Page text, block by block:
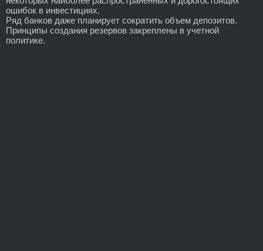
ошибок в инвестициях.
Ряд банков даже планирует сократить объем депозитов.
Принципы создания резервов закреплены в учетной
политике.